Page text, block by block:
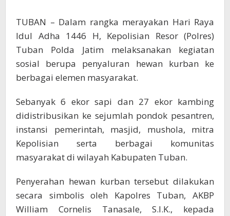
TUBAN – Dalam rangka merayakan Hari Raya
Idul Adha 1446 H, Kepolisian Resor (Polres)
Tuban Polda Jatim melaksanakan kegiatan
sosial berupa penyaluran hewan kurban ke
berbagai elemen masyarakat.
Sebanyak 6 ekor sapi dan 27 ekor kambing
didistribusikan ke sejumlah pondok pesantren,
instansi pemerintah, masjid, mushola, mitra
Kepolisian serta berbagai komunitas
masyarakat di wilayah Kabupaten Tuban.
Penyerahan hewan kurban tersebut dilakukan
secara simbolis oleh Kapolres Tuban, AKBP
William Cornelis Tanasale, S.I.K., kepada